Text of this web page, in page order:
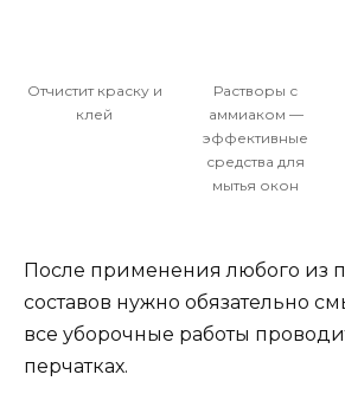
Отчистит краску и
клей
Растворы с
аммиаком —
эффективные
средства для
мытья окон
После применения любого из
составов нужно обязательно
все уборочные работы
перчатках.